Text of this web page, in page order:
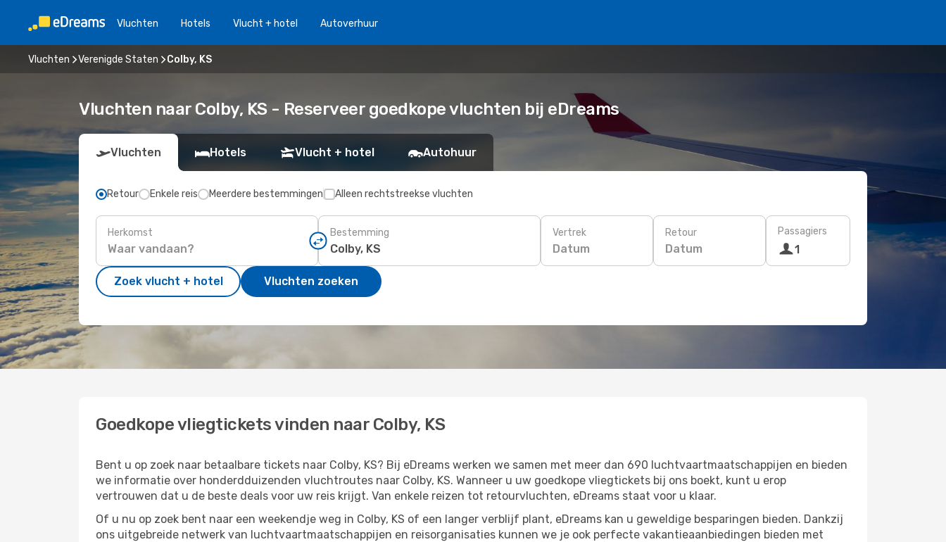
Vluchten Hotels Vlucht + hotel Autoverhuur
Vluchten Verenigde Staten Colby, KS
Vluchten naar Colby, KS - Reserveer goedkope vluchten bij eDreams
Vluchten Hotels Vlucht + hotel Autohuur
Retour Enkele reis Meerdere bestemmingen Alleen rechtstreekse vluchten
Herkomst Bestemming Vertrek
Datum
Retour
Datum
Passagiers
1
Zoek vlucht + hotel Vluchten zoeken
Goedkope vliegtickets vinden naar Colby, KS
Bent u op zoek naar betaalbare tickets naar Colby, KS? Bij eDreams werken we samen met meer dan 690 luchtvaartmaatschappijen en bieden
we informatie over honderdduizenden vluchtroutes naar Colby, KS. Wanneer u uw goedkope vliegtickets bij ons boekt, kunt u erop
vertrouwen dat u de beste deals voor uw reis krijgt. Van enkele reizen tot retourvluchten, eDreams staat voor u klaar.
Of u nu op zoek bent naar een weekendje weg in Colby, KS of een langer verblijf plant, eDreams kan u geweldige besparingen bieden. Dankzij
ons uitgebreide netwerk van luchtvaartmaatschappijen en reisorganisaties kunnen we je ook perfecte vakantieaanbiedingen bieden met